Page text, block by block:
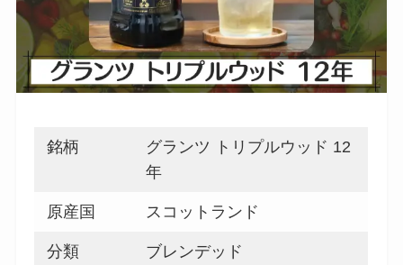
銘柄
グランツ トリプルウッド 12
年
原産国 スコットランド
分類 ブレンデッド